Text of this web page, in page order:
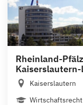
Rheinland-
Kaiserslautern-
Kaiserslautern